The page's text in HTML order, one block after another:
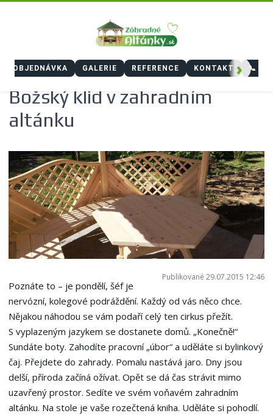
OBJEDNÁVKA GALERIE REFERENCE KONTAKT 📞
›
Božský klid v zahradním
altánku
Publikované 29.07.2015 12:46
Poznáte to – je pondělí, šéf je
nervózní, kolegové podráždění. Každý od vás něco chce.
Nějakou náhodou se vám podaří celý ten cirkus přežít.
S vyplazeným jazykem se dostanete domů. „Konečně!“
Sundáte boty. Zahodíte pracovní „úbor“ a uděláte si bylinkový
čaj. Přejdete do zahrady. Pomalu nastává jaro. Dny jsou
delší, příroda začíná ožívat. Opět se dá čas strávit mimo
uzavřený prostor. Sedíte ve svém voňavém zahradním
altánku. Na stole je vaše rozečtená kniha. Uděláte si pohodlí.